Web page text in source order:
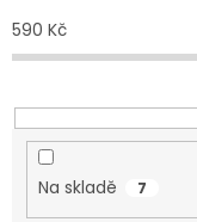
p
r
o
u
590 Kč
Na skladě 7